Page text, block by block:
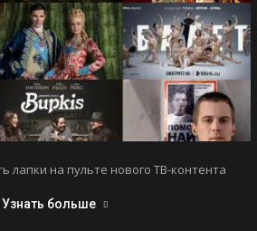
лапки на пульте нового ТВ-контента
Узнать больше